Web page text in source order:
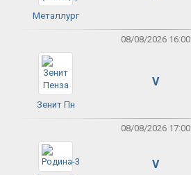
Металлург
08/08/2026 16:00
Зенит Пн
V
08/08/2026 17:00
V